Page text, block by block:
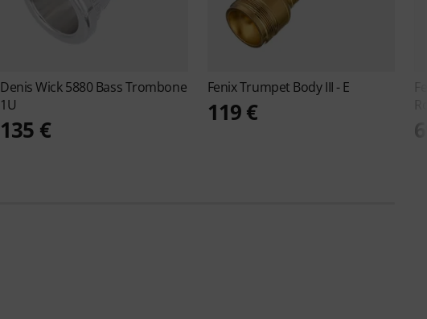
Denis Wick5880 Bass Trombone
1U
135 €
FenixTrumpet Body III - E
119 €